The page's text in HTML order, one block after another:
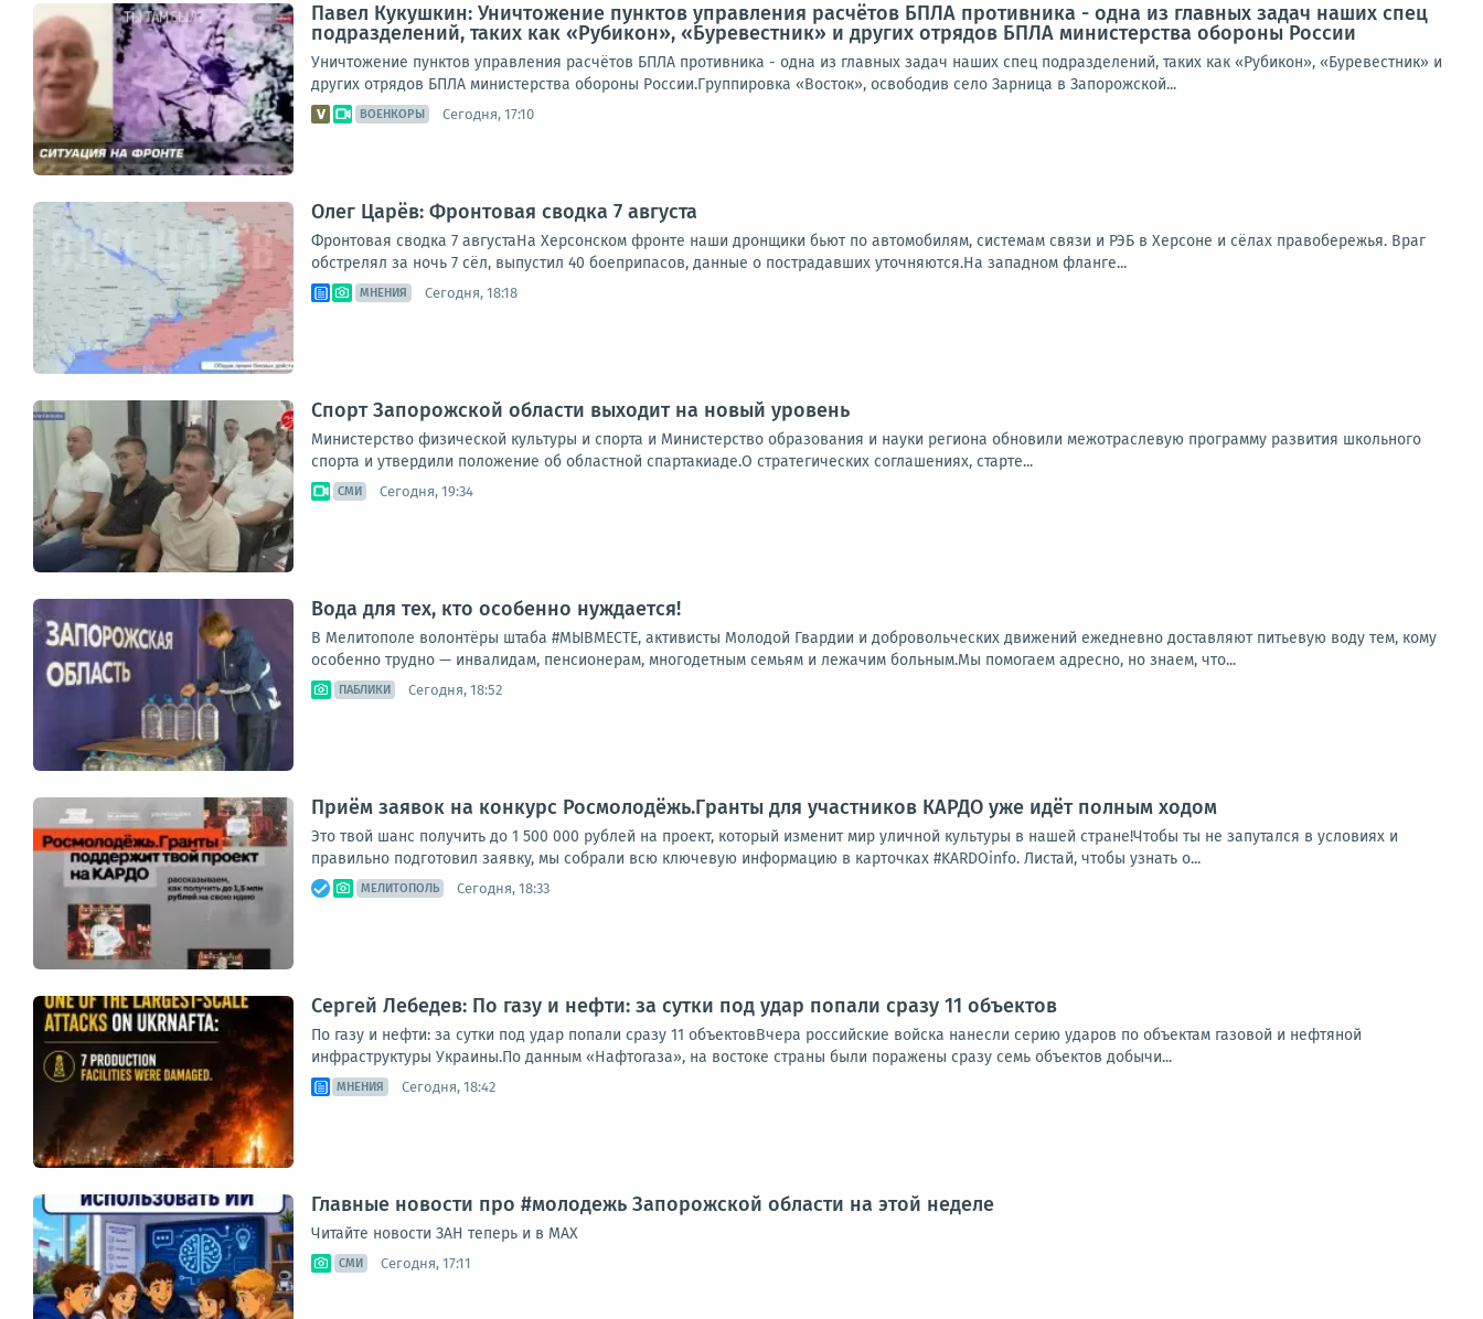
Павел Кукушкин: Уничтожение пунктов управления расчётов БПЛА противника - одна из главных задач наших спец
подразделений, таких как «Рубикон», «Буревестник» и других отрядов БПЛА министерства обороны России
Уничтожение пунктов управления расчётов БПЛА противника - одна из главных задач наших спец подразделений, таких как «Рубикон», «Буревестник» и
других отрядов БПЛА министерства обороны России.Группировка «Восток», освободив село Зарница в Запорожской...
ВОЕНКОРЫ Сегодня, 17:10
Олег Царёв: Фронтовая сводка 7 августа
Фронтовая сводка 7 августаНа Херсонском фронте наши дронщики бьют по автомобилям, системам связи и РЭБ в Херсоне и сёлах правобережья. Враг
обстрелял за ночь 7 сёл, выпустил 40 боеприпасов, данные о пострадавших уточняются.На западном фланге...
МНЕНИЯ Сегодня, 18:18
Спорт Запорожской области выходит на новый уровень
Министерство физической культуры и спорта и Министерство образования и науки региона обновили межотраслевую программу развития школьного
спорта и утвердили положение об областной спартакиаде.О стратегических соглашениях, старте...
СМИ Сегодня, 19:34
Вода для тех, кто особенно нуждается!
В Мелитополе волонтёры штаба #МЫВМЕСТЕ, активисты Молодой Гвардии и добровольческих движений ежедневно доставляют питьевую воду тем, кому
особенно трудно — инвалидам, пенсионерам, многодетным семьям и лежачим больным.Мы помогаем адресно, но знаем, что...
ПАБЛИКИ Сегодня, 18:52
Приём заявок на конкурс Росмолодёжь.Гранты для участников КАРДО уже идёт полным ходом
Это твой шанс получить до 1 500 000 рублей на проект, который изменит мир уличной культуры в нашей стране!Чтобы ты не запутался в условиях и
правильно подготовил заявку, мы собрали всю ключевую информацию в карточках #KARDOinfo. Листай, чтобы узнать о...
МЕЛИТОПОЛЬ Сегодня, 18:33
Сергей Лебедев: По газу и нефти: за сутки под удар попали сразу 11 объектов
По газу и нефти: за сутки под удар попали сразу 11 объектовВчера российские войска нанесли серию ударов по объектам газовой и нефтяной
инфраструктуры Украины.По данным «Нафтогаза», на востоке страны были поражены сразу семь объектов добычи...
МНЕНИЯ Сегодня, 18:42
Главные новости про #молодежь Запорожской области на этой неделе
Читайте новости ЗАН теперь и в MAX
СМИ Сегодня, 17:11